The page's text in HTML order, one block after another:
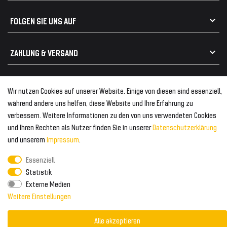
Wir nutzen Cookies auf unserer Website. Einige von diesen sind essenziell,
während andere uns helfen, diese Website und Ihre Erfahrung zu
verbessern. Weitere Informationen zu den von uns verwendeten Cookies
und Ihren Rechten als Nutzer finden Sie in unsererDaten­schutz­erklärung
und unserem Impressum.
Essenziell
Statistik
Externe Medien
Weitere Einstellungen
Alle akzeptieren
Geeignet für Audi
Kühlergrill
Rückleuchten
FOLGEN SIE UNS AUF
ZAHLUNG & VERSAND
Zahlungsanbieter
Versand & Zahlung
WELTWEITER VERSAND
© 2026 Tuning Fanatics Powered by